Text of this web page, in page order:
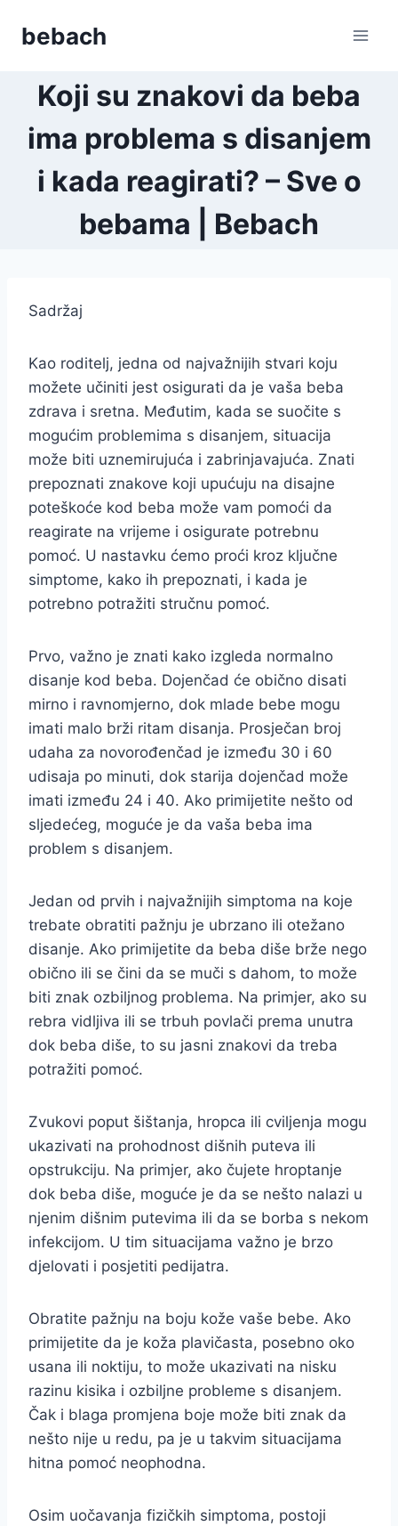
bebach
Koji su znakovi da beba
ima problema s disanjem
i kada reagirati? – Sve o
bebama | Bebach
Sadržaj
Kao roditelj, jedna od najvažnijih stvari koju
možete učiniti jest osigurati da je vaša beba
zdrava i sretna. Međutim, kada se suočite s
mogućim problemima s disanjem, situacija
može biti uznemirujuća i zabrinjavajuća. Znati
prepoznati znakove koji upućuju na disajne
poteškoće kod beba može vam pomoći da
reagirate na vrijeme i osigurate potrebnu
pomoć. U nastavku ćemo proći kroz ključne
simptome, kako ih prepoznati, i kada je
potrebno potražiti stručnu pomoć.
Prvo, važno je znati kako izgleda normalno
disanje kod beba. Dojenčad će obično disati
mirno i ravnomjerno, dok mlade bebe mogu
imati malo brži ritam disanja. Prosječan broj
udaha za novorođenčad je između 30 i 60
udisaja po minuti, dok starija dojenčad može
imati između 24 i 40. Ako primijetite nešto od
sljedećeg, moguće je da vaša beba ima
problem s disanjem.
Jedan od prvih i najvažnijih simptoma na koje
trebate obratiti pažnju je ubrzano ili otežano
disanje. Ako primijetite da beba diše brže nego
obično ili se čini da se muči s dahom, to može
biti znak ozbiljnog problema. Na primjer, ako su
rebra vidljiva ili se trbuh povlači prema unutra
dok beba diše, to su jasni znakovi da treba
potražiti pomoć.
Zvukovi poput šištanja, hropca ili cviljenja mogu
ukazivati na prohodnost dišnih puteva ili
opstrukciju. Na primjer, ako čujete hroptanje
dok beba diše, moguće je da se nešto nalazi u
njenim dišnim putevima ili da se borba s nekom
infekcijom. U tim situacijama važno je brzo
djelovati i posjetiti pedijatra.
Obratite pažnju na boju kože vaše bebe. Ako
primijetite da je koža plavičasta, posebno oko
usana ili noktiju, to može ukazivati na nisku
razinu kisika i ozbiljne probleme s disanjem.
Čak i blaga promjena boje može biti znak da
nešto nije u redu, pa je u takvim situacijama
hitna pomoć neophodna.
Osim uočavanja fizičkih simptoma, postoji